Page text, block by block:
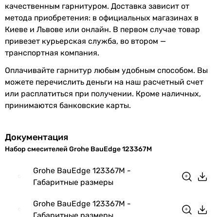
однорычажный
однорычажный
однорычажный
однорычажный
однорычажный
стационарный
стационарный
стационарный
стационарный
стационарный
стационарный
стационарный
стационарный
Форма излива
качественным гарнитуром. Доставка зависит от
метода приобретения: в официальных магазинах в
Киеве и Львове или онлайн. В первом случае товар
привезет курьерская служба, во втором —
транспортная компания.
Оплачивайте гарнитур любым удобным способом. Вы
можете перечислить деньги на наш расчетный счет
или расплатиться при получении. Кроме наличных,
принимаются банковские карты.
Документация
Набор смесителей Grohe BauEdge 123367M
Grohe BauEdge 123367M -
Габаритные размеры
Grohe BauEdge 123367M -